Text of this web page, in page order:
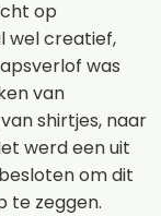
op
wel creatief,
was
van
shirtjes, naar
werd een uit
om dit
te zeggen.